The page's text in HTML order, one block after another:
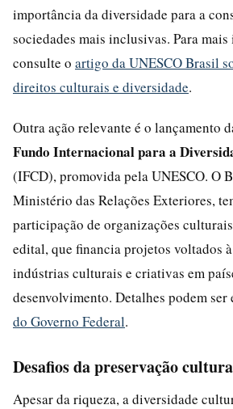
importância da diversidade para a
sociedades mais inclusivas. Para
consulte o artigo da UNESCO Brasil
direitos culturais e diversidade.
Outra ação relevante é o lançamento
Fundo Internacional para a
(IFCD), promovida pela UNESCO. O
Ministério das Relações Exteriores,
participação de organizações
edital, que financia projetos voltados
indústrias culturais e criativas em
desenvolvimento. Detalhes podem ser
do Governo Federal.
Desafios da preservação
Apesar da riqueza, a diversidade